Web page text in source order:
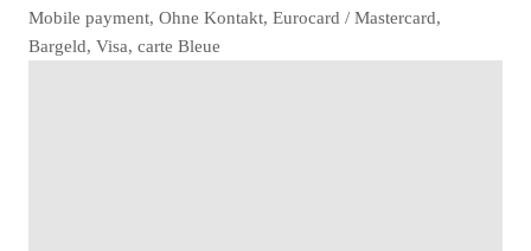
Mobile payment, Ohne Kontakt, Eurocard / Mastercard,
Bargeld, Visa, carte Bleue